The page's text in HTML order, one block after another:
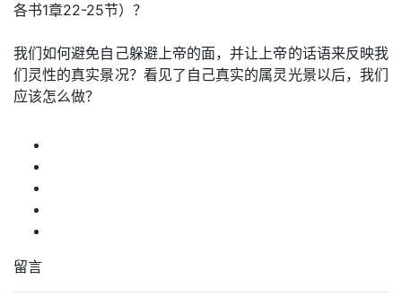
各书1章22-25节）？
我们如何避免自己躲避上帝的面，并让上帝的话语来反映我
们灵性的真实景况？看见了自己真实的属灵光景以后，我们
应该怎么做？
留言